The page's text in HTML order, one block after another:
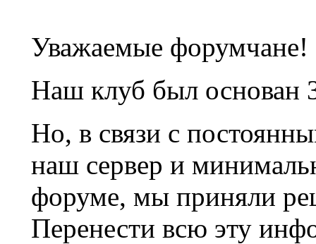
Уважаемые форумчане!
Наш клуб был основан
Но, в связи с
наш сервер и
форуме, мы приняли
Перенести всю эту